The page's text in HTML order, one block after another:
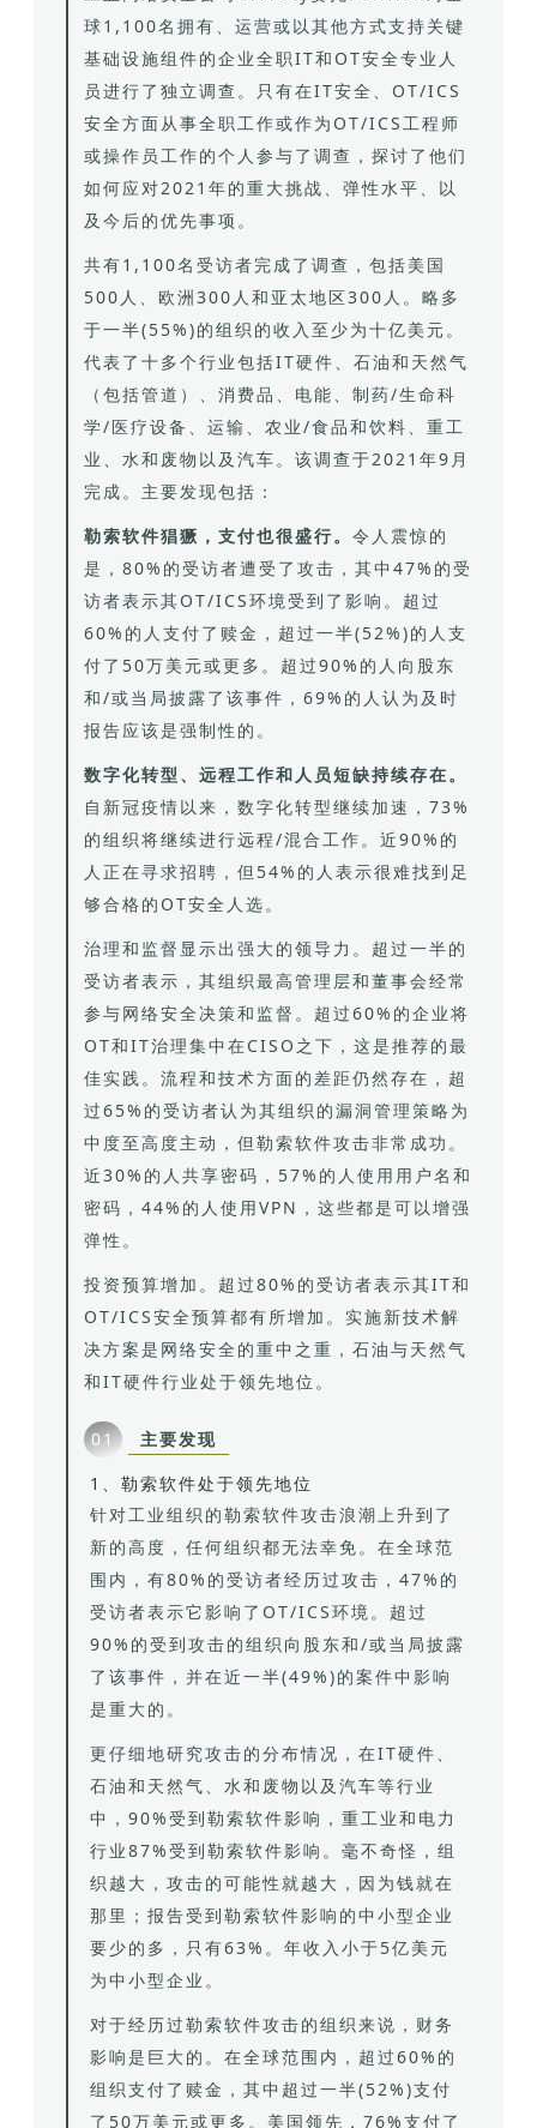
球1,100名拥有、运营或以其他方式支持关键
基础设施组件的企业全职IT和OT安全专业人
员进行了独立调查。只有在IT安全、OT/ICS
安全方面从事全职工作或作为OT/ICS工程师
或操作员工作的个人参与了调查，探讨了他们
如何应对2021年的重大挑战、弹性水平、以
及今后的优先事项。
共有1,100名受访者完成了调查，包括美国
500人、欧洲300人和亚太地区300人。略多
于一半(55%)的组织的收入至少为十亿美元。
代表了十多个行业包括IT硬件、石油和天然气
（包括管道）、消费品、电能、制药/生命科
学/医疗设备、运输、农业/食品和饮料、重工
业、水和废物以及汽车。该调查于2021年9月
完成。主要发现包括：
勒索软件猖獗，支付也很盛行。令人震惊的
是，80%的受访者遭受了攻击，其中47%的受
访者表示其OT/ICS环境受到了影响。超过
60%的人支付了赎金，超过一半(52%)的人支
付了50万美元或更多。超过90%的人向股东
和/或当局披露了该事件，69%的人认为及时
报告应该是强制性的。
数字化转型、远程工作和人员短缺持续存在。
自新冠疫情以来，数字化转型继续加速，73%
的组织将继续进行远程/混合工作。近90%的
人正在寻求招聘，但54%的人表示很难找到足
够合格的OT安全人选。
治理和监督显示出强大的领导力。超过一半的
受访者表示，其组织最高管理层和董事会经常
参与网络安全决策和监督。超过60%的企业将
OT和IT治理集中在CISO之下，这是推荐的最
佳实践。流程和技术方面的差距仍然存在，超
过65%的受访者认为其组织的漏洞管理策略为
中度至高度主动，但勒索软件攻击非常成功。
近30%的人共享密码，57%的人使用用户名和
密码，44%的人使用VPN，这些都是可以增强
弹性。
投资预算增加。超过80%的受访者表示其IT和
OT/ICS安全预算都有所增加。实施新技术解
决方案是网络安全的重中之重，石油与天然气
和IT硬件行业处于领先地位。
01
主要发现
1、勒索软件处于领先地位
针对工业组织的勒索软件攻击浪潮上升到了
新的高度，任何组织都无法幸免。在全球范
围内，有80%的受访者经历过攻击，47%的
受访者表示它影响了OT/ICS环境。超过
90%的受到攻击的组织向股东和/或当局披露
了该事件，并在近一半(49%)的案件中影响
是重大的。
更仔细地研究攻击的分布情况，在IT硬件、
石油和天然气、水和废物以及汽车等行业
中，90%受到勒索软件影响，重工业和电力
行业87%受到勒索软件影响。毫不奇怪，组
织越大，攻击的可能性就越大，因为钱就在
那里；报告受到勒索软件影响的中小型企业
要少的多，只有63%。年收入小于5亿美元
为中小型企业。
对于经历过勒索软件攻击的组织来说，财务
影响是巨大的。在全球范围内，超过60%的
组织支付了赎金，其中超过一半(52%)支付
了50万美元或更多。美国领先，76%支付了